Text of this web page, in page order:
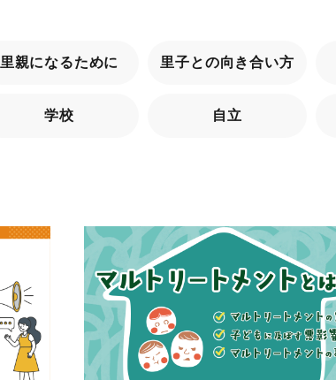
里親になるために 里子との向き合い方
学校 自立